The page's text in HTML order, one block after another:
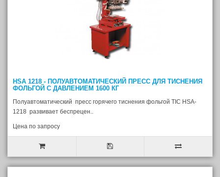
HSA 1218 - ПОЛУАВТОМАТИЧЕСКИЙ ПРЕСС ДЛЯ ТИСНЕНИЯ
ФОЛЬГОЙ С ДАВЛЕНИЕМ 1600 КГ
Полуавтоматический пресс горячего тиснения фольгой TIC HSA-
1218 развивает беспрецен..
Цена по запросу